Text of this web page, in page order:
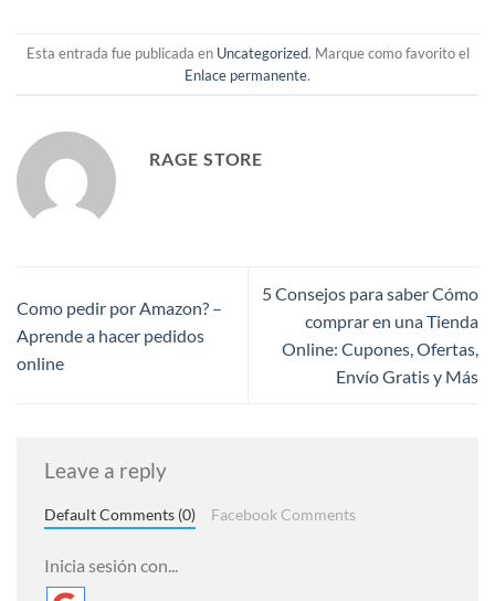
Esta entrada fue publicada en Uncategorized. Marque como favorito el
Enlace permanente.
RAGE STORE
Como pedir por Amazon? –
Aprende a hacer pedidos
online
5 Consejos para saber Cómo
comprar en una Tienda
Online: Cupones, Ofertas,
Envío Gratis y Más
Leave a reply
Default Comments (0) Facebook Comments
Inicia sesión con...